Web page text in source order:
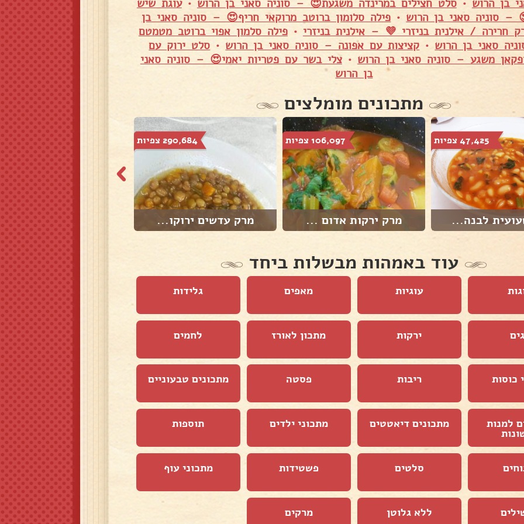
בן הרוש •סלט חצילים במרינדה משגעת😍 – סוניה סאני בן הרוש •עוגת שיש
– סוניה סאני בן הרוש • פילה סלומון ברוטב מרוקאי חריף😍 – סוניה סאני בן
חרירה / אילנית בניזרי 💜 – אילנית בניזרי •פילה סלמון אפוי ברוטב מטמטם
סאני בן הרוש • קציצות עם אפונה – סוניה סאני בן הרוש • סלט ירוק עם
משגע – סוניה סאני בן הרוש •צלי בשר עם פטריות יאמי😍 – סוניה סאני
בן הרוש
מתכונים מומלצים
47,425 צפיות
לבנה...
106,097 צפיות
מרק ירקות אדום ...
290,684 צפיות
מרק עדשים ירוקו...
עוד באמהות מבשלות ביחד
עוגיות מאפים גלידות
ירקות מתכון לאורז לחמים
כוסות ריבות פסטה מתכונים טבעוניים
למנות מתכונים דיאטטים מתכוני ילדים תוספות
סלטים פשטידות מתכוני עוף
ללא גלוטן מרקים